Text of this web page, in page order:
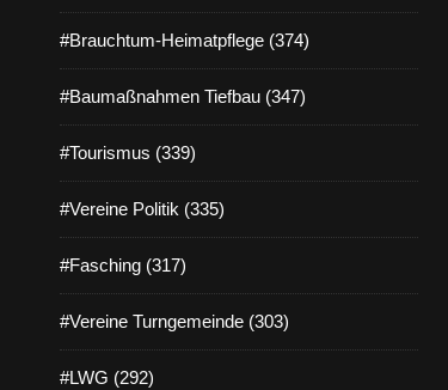
#Brauchtum-Heimatpflege (374)
#Baumaßnahmen Tiefbau (347)
#Tourismus (339)
#Vereine Politik (335)
#Fasching (317)
#Vereine Turngemeinde (303)
#LWG (292)